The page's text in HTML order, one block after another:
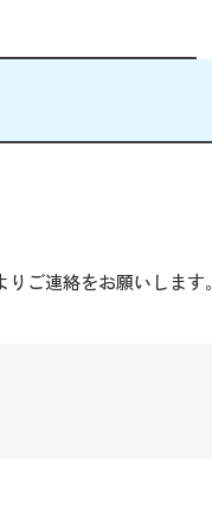
ご連絡をお願いします。